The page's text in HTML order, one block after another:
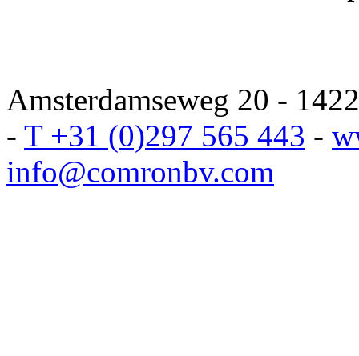
Amsterdamseweg 20 -
- T +31 (0)297 565 443 -
info@comronbv.com